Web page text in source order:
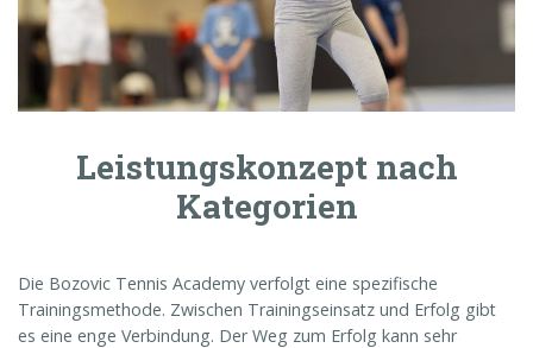
Leistungskonzept nach
Kategorien
Die Bozovic Tennis Academy verfolgt eine spezifische
Trainingsmethode. Zwischen Trainingseinsatz und Erfolg gibt
es eine enge Verbindung. Der Weg zum Erfolg kann sehr